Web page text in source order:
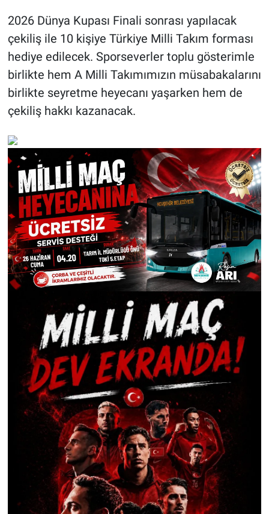
2026 Dünya Kupası Finali sonrası yapılacak
çekiliş ile 10 kişiye Türkiye Milli Takım forması
hediye edilecek. Sporseverler toplu gösterimle
birlikte hem A Milli Takımımızın müsabakalarını
birlikte seyretme heyecanı yaşarken hem de
çekiliş hakkı kazanacak.